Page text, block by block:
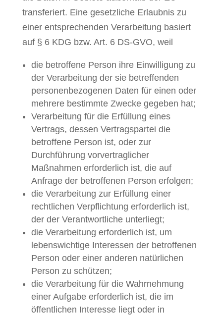
transferiert. Eine gesetzliche Erlaubnis zu
einer entsprechenden Verarbeitung basiert
auf § 6 KDG bzw. Art. 6 DS-GVO, weil
die betroffene Person ihre Einwilligung zu
der Verarbeitung der sie betreffenden
personenbezogenen Daten für einen oder
mehrere bestimmte Zwecke gegeben hat;
Verarbeitung für die Erfüllung eines
Vertrags, dessen Vertragspartei die
betroffene Person ist, oder zur
Durchführung vorvertraglicher
Maßnahmen erforderlich ist, die auf
Anfrage der betroffenen Person erfolgen;
die Verarbeitung zur Erfüllung einer
rechtlichen Verpflichtung erforderlich ist,
der der Verantwortliche unterliegt;
die Verarbeitung erforderlich ist, um
lebenswichtige Interessen der betroffenen
Person oder einer anderen natürlichen
Person zu schützen;
die Verarbeitung für die Wahrnehmung
einer Aufgabe erforderlich ist, die im
öffentlichen Interesse liegt oder in